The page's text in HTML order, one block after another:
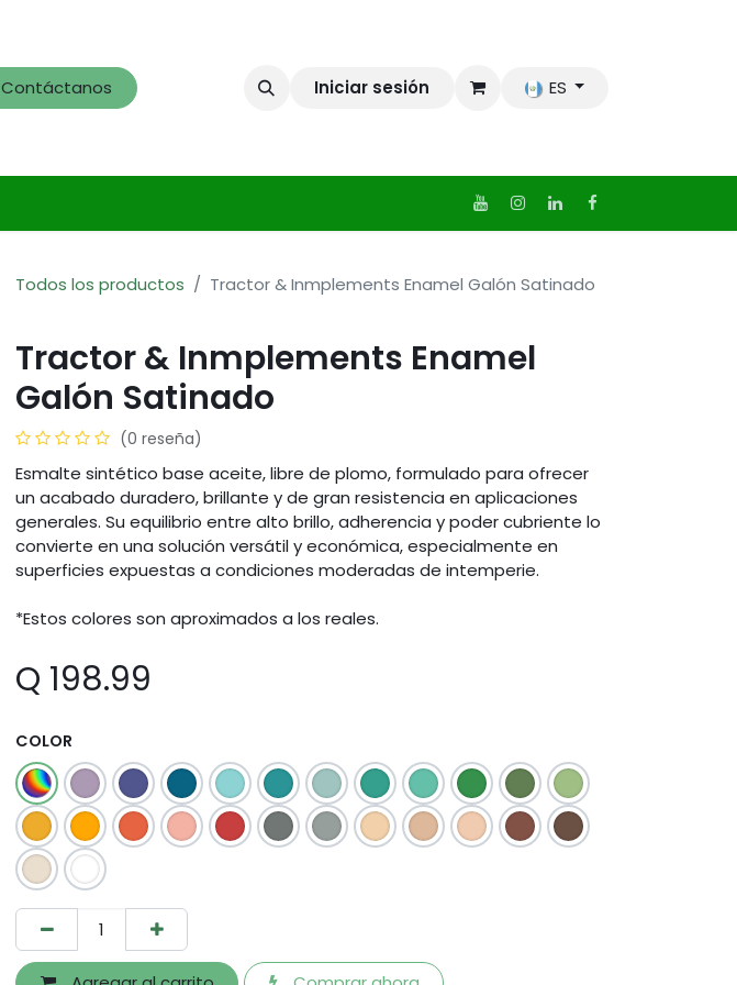
Contáctanos Iniciar sesión ES
Todos los productos Tractor & Inmplements Enamel Galón Satinado
Tractor & Inmplements Enamel
Galón Satinado
(0 reseña)
Esmalte sintético base aceite, libre de plomo, formulado para ofrecer
un acabado duradero, brillante y de gran resistencia en aplicaciones
generales. Su equilibrio entre alto brillo, adherencia y poder cubriente lo
convierte en una solución versátil y económica, especialmente en
superficies expuestas a condiciones moderadas de intemperie.
*Estos colores son aproximados a los reales.
Q 198.99
COLOR